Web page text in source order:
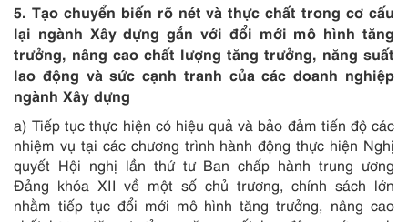
5. Tạo chuyển biến rõ nét và thực chất trong cơ cấu
lại ngành Xây dựng gắn với đổi mới mô hình tăng
trưởng, nâng cao chất lượng tăng trưởng, năng suất
lao động và sức cạnh tranh của các doanh nghiệp
ngành Xây dựng
a) Tiếp tục thực hiện có hiệu quả và bảo đảm tiến độ các
nhiệm vụ tại các chương trình hành động thực hiện Nghị
quyết Hội nghị lần thứ tư Ban chấp hành trung ương
Đảng khóa XII về một số chủ trương, chính sách lớn
nhằm tiếp tục đổi mới mô hình tăng trưởng, nâng cao